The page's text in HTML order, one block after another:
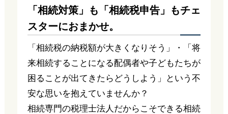
「相続対策」も「相続税申告」もチェ
スターにおまかせ。
「相続税の納税額が大きくなりそう」・「将
来相続することになる配偶者や子どもたちが
困ることが出てきたらどうしよう」という不
安な思いを抱えていませんか？
相続専門の税理士法人だからこそできる相続